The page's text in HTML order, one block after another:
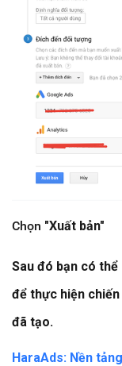
Chọn "Xuất bản"
Sau đó bạn có
để thực hiện
đã tạo.
HaraAds: Nền